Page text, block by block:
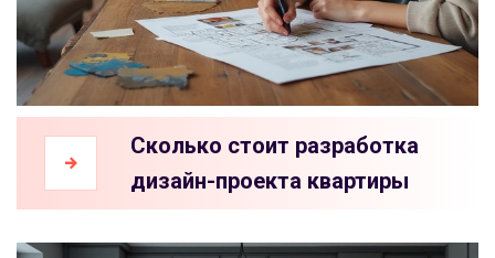
Сколько стоит разработка
дизайн-проекта квартиры